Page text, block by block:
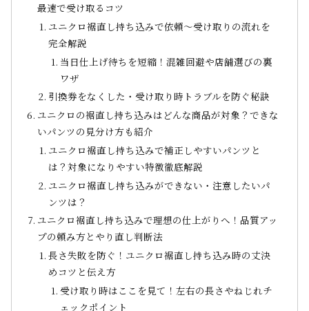
最速で受け取るコツ
ユニクロ裾直し持ち込みで依頼～受け取りの流れを
完全解説
当日仕上げ待ちを短縮！混雑回避や店舗選びの裏
ワザ
引換券をなくした・受け取り時トラブルを防ぐ秘訣
ユニクロの裾直し持ち込みはどんな商品が対象？できな
いパンツの見分け方も紹介
ユニクロ裾直し持ち込みで補正しやすいパンツと
は？対象になりやすい特徴徹底解説
ユニクロ裾直し持ち込みができない・注意したいパ
ンツは？
ユニクロ裾直し持ち込みで理想の仕上がりへ！品質アッ
プの頼み方とやり直し判断法
長さ失敗を防ぐ！ユニクロ裾直し持ち込み時の丈決
めコツと伝え方
受け取り時はここを見て！左右の長さやねじれチ
ェックポイント